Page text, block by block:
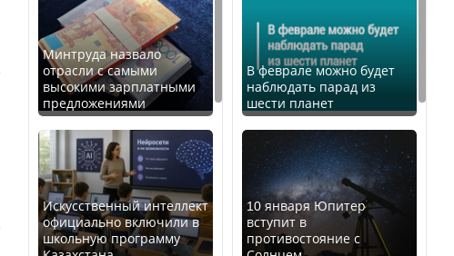
Минтруда назвало
отрасли с самыми
высокими зарплатными
предложениями
Искусственный интеллект
официально включили в
школьную программу
В феврале можно будет
наблюдать парад из
шести планет
10 января Юпитер
вступит в
противостояние с